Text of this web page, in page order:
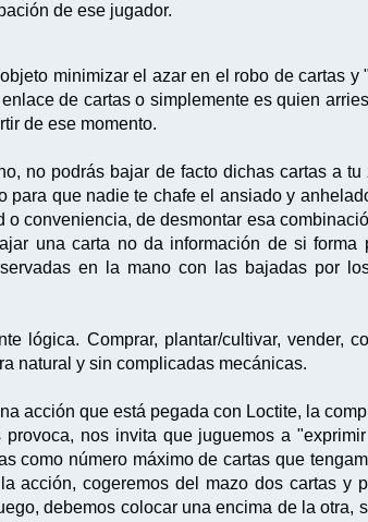
de ese jugador.
minimizar el azar en el robo de cartas y
de cartas o simplemente es quien
de ese momento.
no podrás bajar de facto dichas cartas a tu
para que nadie te chafe el ansiado y
conveniencia, de desmontar esa
una carta no da información de si forma
en la mano con las bajadas por
lógica. Comprar, plantar/cultivar, vender,
natural y sin complicadas mecánicas.
acción que está pegada con Loctite, la
nos invita que juguemos a
como número máximo de cartas que
acción, cogeremos del mazo dos cartas y
debemos colocar una encima de la otra,